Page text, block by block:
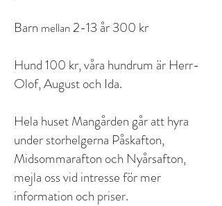
Barn mellan2-13 år 300 kr
Hund 100 kr, våra hundrum är Herr-
Olof, August och Ida.
Hela huset Mangården går att hyra
under storhelgerna Påskafton,
Midsommarafton och Nyårsafton,
mejla oss vid intresse för mer
information och priser.